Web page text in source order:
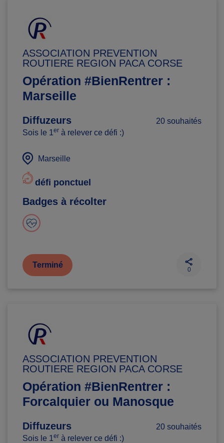
ASSOCIATION PREVENTION
ROUTIERE REGION PACA CORSE
Opération #BienRentrer :
Marseille
Diffuzeurs
20 souhaités
Sois le 1er à relever ce défi :)
Marseille
défi ponctuel
Badges à récolter
Terminé
0
ASSOCIATION PREVENTION
ROUTIERE REGION PACA CORSE
Opération #BienRentrer :
Forcalquier ou Manosque
Diffuzeurs
20 souhaités
Sois le 1er à relever ce défi :)